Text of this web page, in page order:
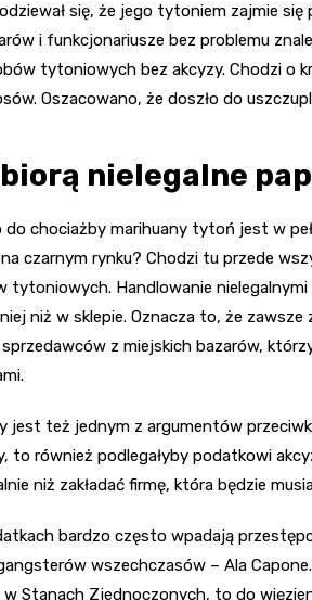
się, że jego tytoniem zajmie
i funkcjonariusze bez problemu
tytoniowych bez akcyzy. Chodzi o
Oszacowano, że doszło do
nielegalne
chociażby marihuany tytoń jest w
czarnym rynku? Chodzi tu przede
tytoniowych. Handlowanie
niż w sklepie. Oznacza to, że
z miejskich bazarów,
jest też jednym z argumentów
to również podlegałyby podatkowi
niż zakładać firmę, która będzie
bardzo często wpadają
wszechczasów – Ala
Stanach Zjednoczonych, to do